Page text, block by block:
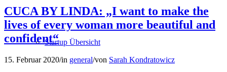
Startup Übersicht
CUCA BY LINDA: „I want to make the
lives of every woman more beautiful and
confident“
15. Februar 2020/in general/von Sarah Kondratowicz